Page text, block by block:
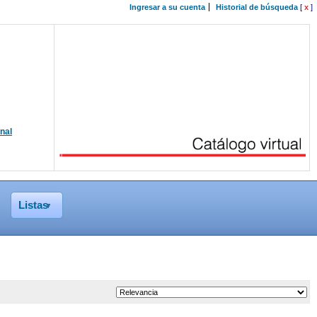
Ingresar a su cuenta Historial de búsqueda[ x ]
Listas